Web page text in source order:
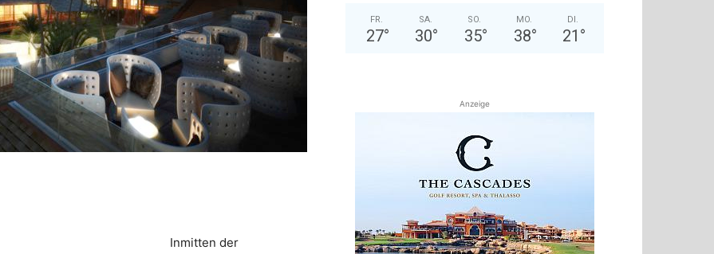
Inmitten der
FR.
27°
SA.
30°
SO.
35°
MO.
38°
DI.
21 °
Anzeige